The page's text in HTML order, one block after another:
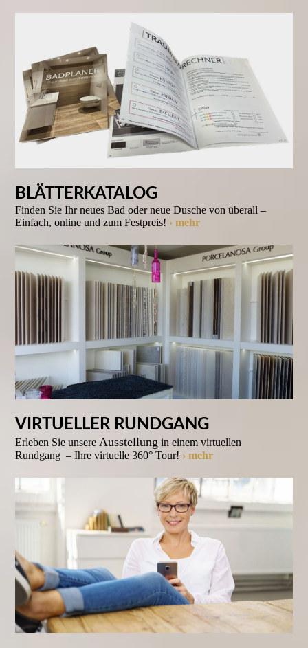
BLÄTTERKATALOG
Finden Sie Ihr neues Bad oder neue Dusche von überall –
Einfach, online und zum Festpreis! › mehr
VIRTUELLER RUNDGANG
Erleben Sie unsere Ausstellung in einem virtuellen
Rundgang – Ihre virtuelle 360° Tour! › mehr